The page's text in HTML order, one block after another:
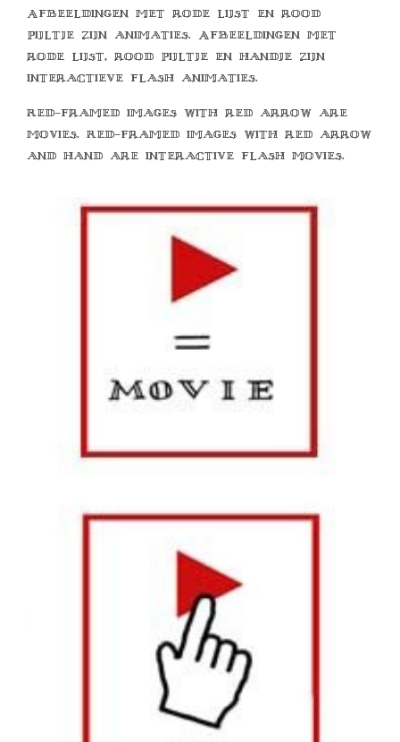
Afbeeldingen met rode lijst en rood
pijltje zijn animaties. Afbeeldingen met
rode lijst, rood pijltje en handje zijn
interactieve flash animaties.
Red-framed images with red arrow are
movies. Red-framed images with red arrow
and hand are interactive flash movies.